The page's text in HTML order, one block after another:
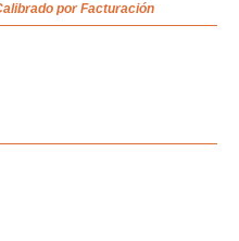
por Facturación